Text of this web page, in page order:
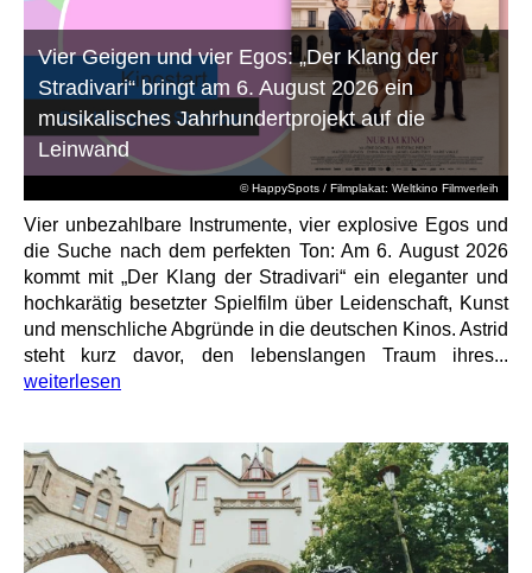
© HappySpots / Filmplakat: Weltkino Filmverleih
Vier Geigen und vier Egos: „Der Klang der
Stradivari“ bringt am 6. August 2026 ein
musikalisches Jahrhundertprojekt auf die
Leinwand
Vier unbezahlbare Instrumente, vier explosive Egos und
die Suche nach dem perfekten Ton: Am 6. August 2026
kommt mit „Der Klang der Stradivari“ ein eleganter und
hochkarätig besetzter Spielfilm über Leidenschaft, Kunst
und menschliche Abgründe in die deutschen Kinos. Astrid
steht kurz davor, den lebenslangen Traum ihres...
weiterlesen